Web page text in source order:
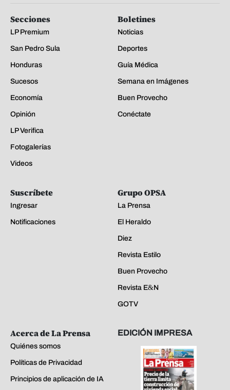
Secciones
LP Premium
San Pedro Sula
Honduras
Sucesos
Economía
Opinión
LP Verifica
Fotogalerías
Videos
Boletines
Noticias
Deportes
Guía Médica
Semana en Imágenes
Buen Provecho
Conéctate
Suscríbete
Ingresar
Notificaciones
Grupo OPSA
La Prensa
El Heraldo
Diez
Revista Estilo
Buen Provecho
Revista E&N
GOTV
Acerca de La Prensa
Quiénes somos
Políticas de Privacidad
Principios de aplicación de IA
EDICIÓN IMPRESA